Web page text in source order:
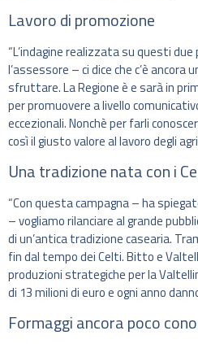
Lavoro di promozione
“L’indagine realizzata su questi
l’assessore – ci dice che c’è ancora
sfruttare. La Regione è e sarà in
per promuovere a livello
eccezionali. Nonchè per farli
così il giusto valore al lavoro degli
Una tradizione nata con i
“Con questa campagna – ha
– vogliamo rilanciare al grande
di un’antica tradizione casearia.
fin dal tempo dei Celti. Bitto e
produzioni strategiche per la
di 13 milioni di euro e ogni anno
Formaggi ancora poco